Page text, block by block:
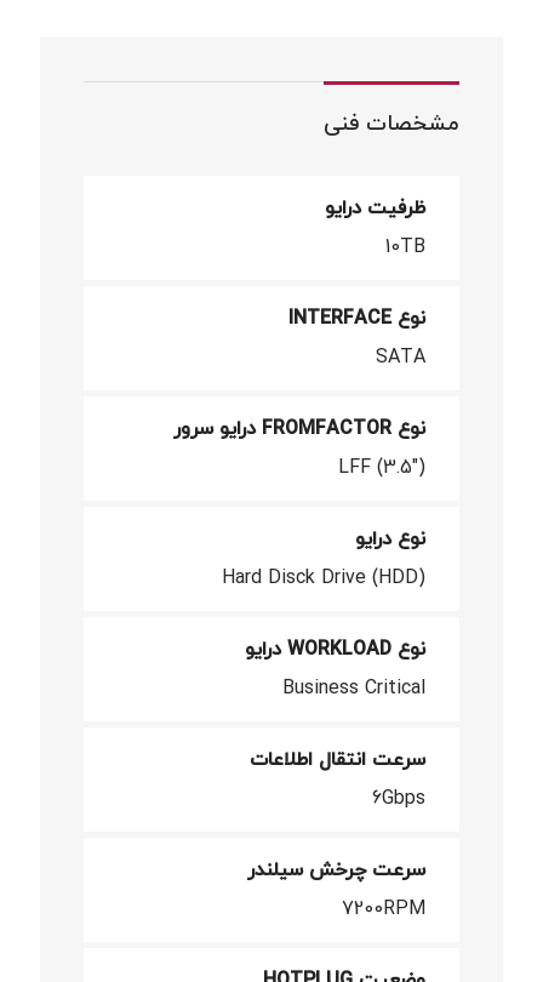
مشخصات فنی
ظرفیت درایو
10TB
نوع INTERFACE
SATA
نوع FROMFACTOR درایو سرور
LFF (3.5")
نوع درایو
Hard Disck Drive (HDD)
نوع WORKLOAD درایو
Business Critical
سرعت انتقال اطلاعات
6Gbps
سرعت چرخش سیلندر
7200RPM